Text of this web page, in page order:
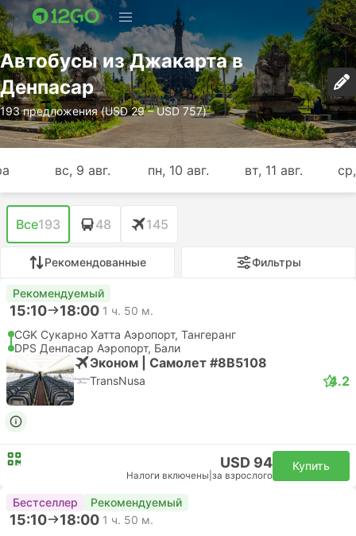
Автобусы из Джакарта в
Денпасар
193 предложения (USD 29 – USD 757)
вс, 9 авг. пн, 10 авг. вт, 11 авг.
Все193 48 145
Рекомендованные Фильтры
Рекомендуемый
15:10 18:00 1 ч. 50 м.
CGK Сукарно Хатта Аэропорт, Тангеранг
DPS Денпасар Аэропорт, Бали
Эконом | Самолет #8B5108
TransNusa 4.2
USD 94
Налоги включены за взрослого
Купить
Бестселлер Рекомендуемый
15:10 18:00 1 ч. 50 м.